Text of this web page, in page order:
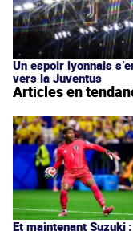
Un espoir lyonnais
vers la Juventus
Articles en
Et maintenant Suzuki